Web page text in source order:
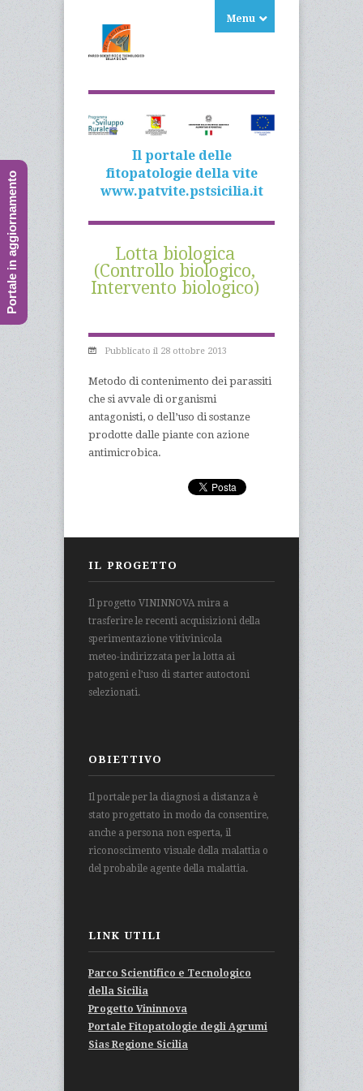
Menu
Il portale delle
fitopatologie della vite
www.patvite.pstsicilia.it
Lotta biologica
(Controllo biologico,
Intervento biologico)
Pubblicato il 28 ottobre 2013
Metodo di contenimento dei parassiti
che si avvale di organismi
antagonisti, o dell’uso di sostanze
prodotte dalle piante con azione
antimicrobica.
IL PROGETTO
Il progetto VININNOVA mira a
trasferire le recenti acquisizioni della
sperimentazione vitivinicola
meteo-indirizzata per la lotta ai
patogeni e l’uso di starter autoctoni
selezionati.
OBIETTIVO
Il portale per la diagnosi a distanza è
stato progettato in modo da consentire,
anche a persona non esperta, il
riconoscimento visuale della malattia o
del probabile agente della malattia.
LINK UTILI
Parco Scientifico e Tecnologico
della Sicilia
Progetto Vininnova
Portale Fitopatologie degli Agrumi
Sias Regione Sicilia
Portale in aggiornamento